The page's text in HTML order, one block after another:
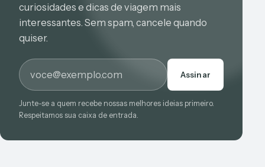
curiosidades e dicas de viagem mais
interessantes. Sem spam, cancele quando
quiser.
E-mail
Assinar
Junte-se a quem recebe nossas melhores ideias primeiro.
Respeitamos sua caixa de entrada.